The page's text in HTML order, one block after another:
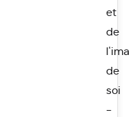
et
de
de
soi
-